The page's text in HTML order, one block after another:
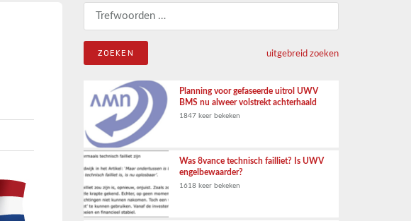
Zoeken naar:
uitgebreid zoeken
Planning voor gefaseerde uitrol UWV
BMS nu alweer volstrekt achterhaald
1847 keer bekeken
Was 8vance technisch failliet? Is UWV
engelbewaarder?
1618 keer bekeken